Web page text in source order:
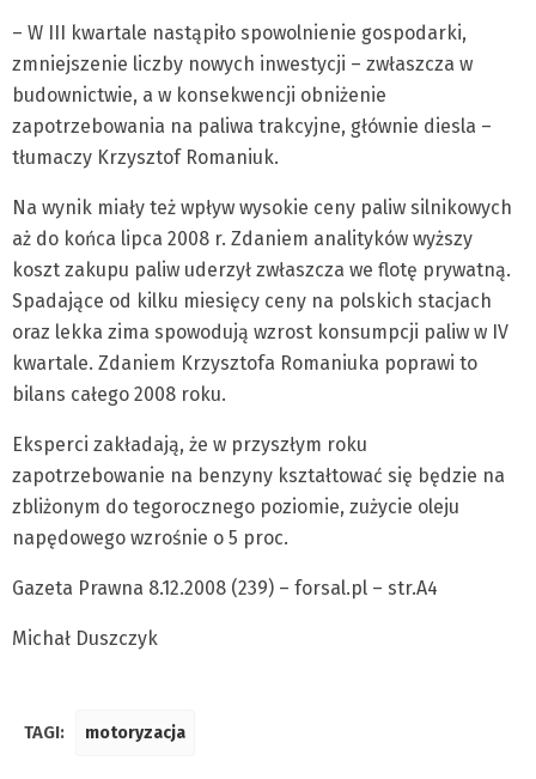
– W III kwartale nastąpiło spowolnienie gospodarki,
zmniejszenie liczby nowych inwestycji – zwłaszcza w
budownictwie, a w konsekwencji obniżenie
zapotrzebowania na paliwa trakcyjne, głównie diesla –
tłumaczy Krzysztof Romaniuk.
Na wynik miały też wpływ wysokie ceny paliw silnikowych
aż do końca lipca 2008 r. Zdaniem analityków wyższy
koszt zakupu paliw uderzył zwłaszcza we flotę prywatną.
Spadające od kilku miesięcy ceny na polskich stacjach
oraz lekka zima spowodują wzrost konsumpcji paliw w IV
kwartale. Zdaniem Krzysztofa Romaniuka poprawi to
bilans całego 2008 roku.
Eksperci zakładają, że w przyszłym roku
zapotrzebowanie na benzyny kształtować się będzie na
zbliżonym do tegorocznego poziomie, zużycie oleju
napędowego wzrośnie o 5 proc.
Gazeta Prawna 8.12.2008 (239) – forsal.pl – str.A4
Michał Duszczyk
TAGI: motoryzacja